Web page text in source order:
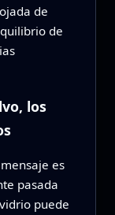
de
de
los
es
pasada
puede